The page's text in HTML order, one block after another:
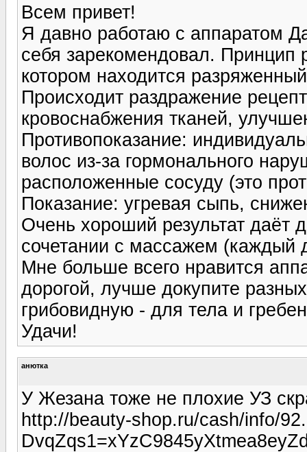
Всем привет!
Я давно работаю с аппаратом
себя зарекомендовал. Принцип
котором находится
Происходит раздражение
кровоснабжения тканей,
Противопоказание:
волос из-за гормонального
расположенные сосуду (это
Показание: угревая сыпь,
Очень хороший результат даёт
сочетании с массажем (каждый
Мне больше всего нравится
дорогой, лучше докупите
грибовидную - для тела и
Удачи!
анютка
У Жезана тоже не плохие УЗ
http://beauty-shop.ru/cash/info/